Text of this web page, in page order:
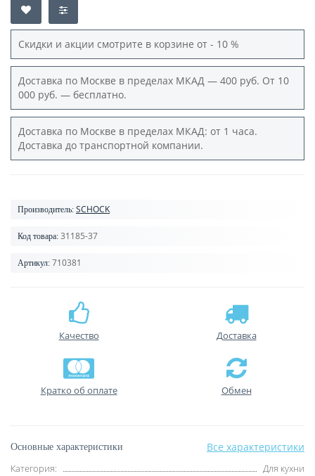
Скидки и акции смотрите в корзине от - 10 %
Доставка по Москве в пределах МКАД — 400 руб. От 10
000 руб. — бесплатно.
Доставка по Москве в пределах МКАД: от 1 часа.
Доставка до транспортной компании.
Производитель: SCHOCK
Код товара: 31185-37
Артикул: 710381
Качество Доставка
Кратко об оплате Обмен
Основные характеристики Все характеристики
Категория:
Для кухни